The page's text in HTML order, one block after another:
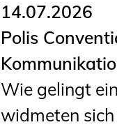
14.07.2026
Polis
Wie gelingt
widmeten